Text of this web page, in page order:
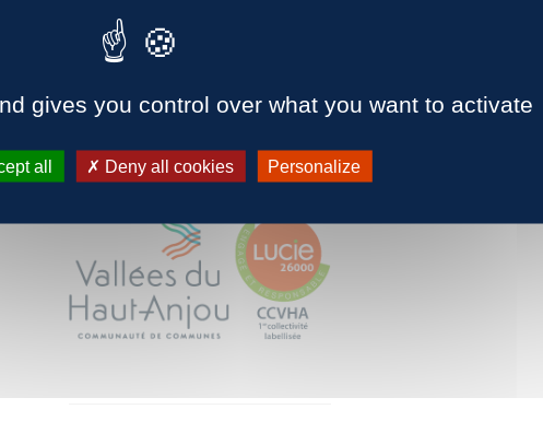
gives you control over what you want to activate
all Deny all cookies Personalize